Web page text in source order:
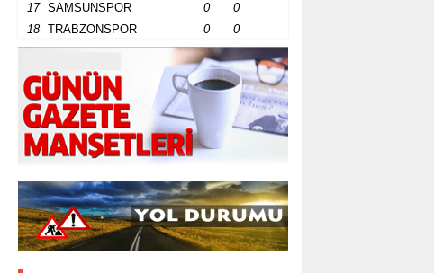
17
SAMSUNSPOR 0
0
18
TRABZONSPOR 0 0